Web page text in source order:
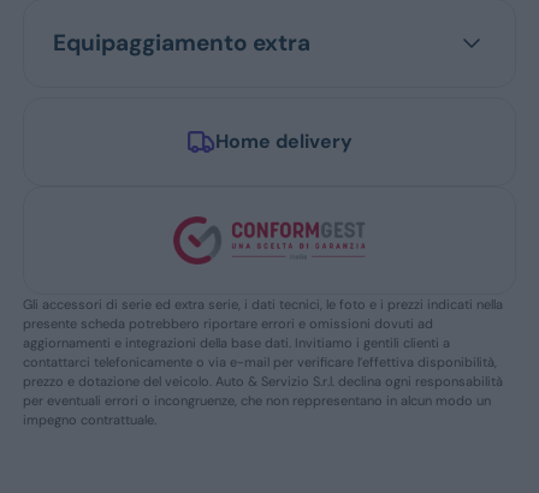
Equipaggiamento extra
Home delivery
Gli accessori di serie ed extra serie, i dati tecnici, le foto e i prezzi indicati nella
presente scheda potrebbero riportare errori e omissioni dovuti ad
aggiornamenti e integrazioni della base dati. Invitiamo i gentili clienti a
contattarci telefonicamente o via e-mail per verificare l’effettiva disponibilità,
prezzo e dotazione del veicolo. Auto & Servizio S.r.l. declina ogni responsabilità
per eventuali errori o incongruenze, che non reppresentano in alcun modo un
impegno contrattuale.